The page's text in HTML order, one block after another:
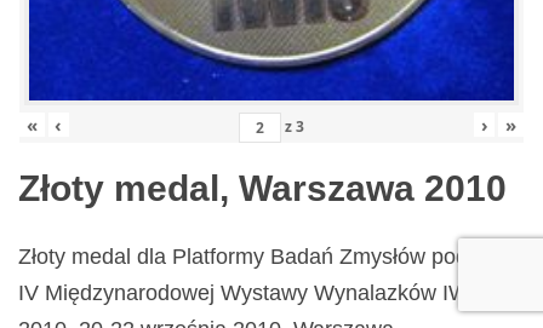
« ‹ z3 › »
Złoty medal, Warszawa 2010
Złoty medal dla Platformy Badań Zmysłów podczas
IV Międzynarodowej Wystawy Wynalazków IWIS